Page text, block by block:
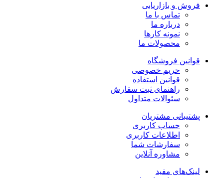
فروش و بازاریابی
تماس با ما
درباره ما
نمونه کارها
محصولات ما
قوانین فروشگاه
حریم خصوصی
قوانین استفاده
راهنمای ثبت سفارش
سئوالات متداول
پشتیبانی مشتریان
حساب کاربری
اطلاعات کاربری
سفارشات شما
مشاوره آنلاین
لینک‌های مفید